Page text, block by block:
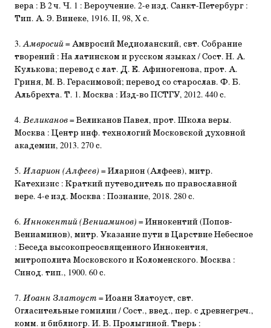
вера : В 2 ч. Ч. 1 : Вероучение. 2-е изд. Санкт-Петербург :
Тип. А. Э. Винеке, 1916. II, 98, X с.
3.Амвросий= Амвросий Медиоланский, свт. Собрание
творений : На латинском и русском языках / Сост. Н. А.
Кулькова; перевод с лат. Д. Е. Афиногенова, прот. А.
Гриня, М. В. Герасимовой; перевод со старослав. Ф. Б.
Альбрехта. Т. 1. Москва : Изд-во ПСТГУ, 2012. 440 с.
4. Великанов= Великанов Павел, прот. Школа веры.
Москва : Центр инф. технологий Московской духовной
академии, 2013. 270 с.
5. Иларион (Алфеев) = Иларион (Алфеев), митр.
Катехизис : Краткий путеводитель по православной
вере. 4-е изд. Москва : Познание, 2018. 280 с.
6. Иннокентий (Вениаминов) = Иннокентий (Попов-
Вениаминов), митр. Указание пути в Царствие Небесное
: Беседа высокопреосвященного Иннокентия,
митрополита Московского и Коломенского. Москва :
Синод. тип., 1900. 60 с.
7. Иоанн Златоуст= Иоанн Златоуст, свт.
Огласительные гомилии / Сост., введ., пер. с древнегреч.,
комм. и библиогр. И. В. Пролыгиной. Тверь :